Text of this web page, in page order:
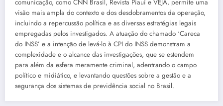
comunicação, como CNN Brasil, Revista Piauí e VEJA, permite uma
visão mais ampla do contexto e dos desdobramentos da operação,
incluindo a repercussão política e as diversas estratégias legais
empregadas pelos investigados. A atuação do chamado ‘Careca
do INSS’ e a intenção de levá-lo à CPI do INSS demonstram a
complexidade e o alcance das investigações, que se estendem
para além da esfera meramente criminal, adentrando o campo
político e midiático, e levantando questões sobre a gestão e a
segurança dos sistemas de previdência social no Brasil.